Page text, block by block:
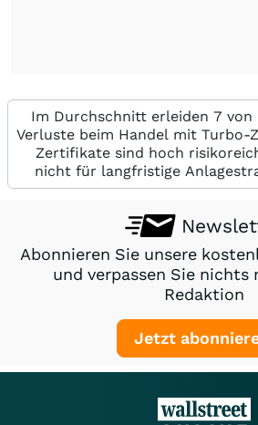
Im Durchschnitt erleiden 7 von
Verluste beim Handel mit
Zertifikate sind hoch
nicht für langfristige
Abonnieren Sie unsere
und verpassen Sie nichts
Redaktion
Jetzt